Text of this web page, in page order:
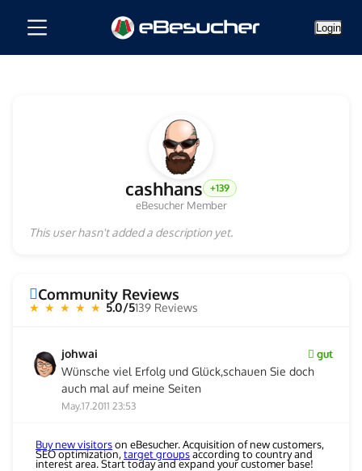
Login
cashhans +139
eBesucher Member
This user hasn't added a description yet.
Community Reviews
★ ★ ★ ★ ★ 5.0/5139 Reviews
johwai gut
Wünsche viel Erfolg und Glück,schauen Sie doch
auch mal auf meine Seiten
May.17.2011 23:53
Buy new visitorson eBesucher. Acquisition of new customers,
SEO optimization,target groupsaccording to country and
interest area. Start today and expand your customer base!